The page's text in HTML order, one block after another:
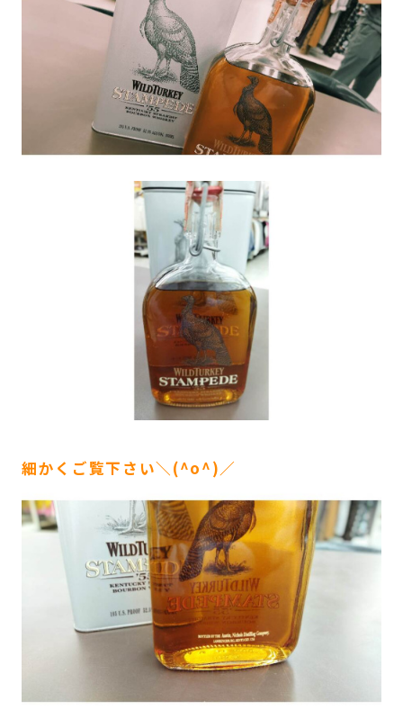
細かくご覧下さい＼(^o^)／